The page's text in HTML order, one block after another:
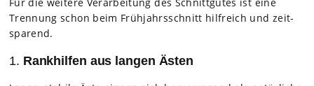
Tren­nung schon beim Früh­jahrs­schnitt hilf­reich und zeit­
spa­rend.
1. Rankhilfen aus langen Ästen